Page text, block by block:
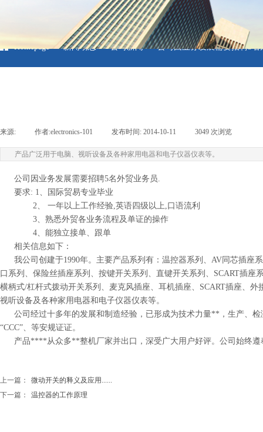
Homepage ≡ 新闻动态 ≡ 公司新闻 ≡ 公司因业务发展需要招聘5名
来源: 作者:electronics-101 发布时间: 2014-10-11 3049 次浏览
产品广泛用于电脑、视听设备及各种家用电器和电子仪器仪表等。
公司因业务发展需要招聘5名外贸业务员.
要求: 1、国际贸易专业毕业
2、 一年以上工作经验,英语四级以上,口语流利
3、熟悉外贸各业务流程及单证的操作
4、能独立接单、跟单
相关信息如下：
我公司创建于1990年。主要产品系列有：温控器系列、AV同芯插座
口系列、保险丝插座系列、按键开关系列、直键开关系列、SCART插
横柄式/杠杆式拨动开关系列、麦克风插座、耳机插座、SCART插座、
视听设备及各种家用电器和电子仪器仪表等。
公司经过十多年的发展和制造经验，已形成为技术力量**，生产、检
“CCC”、等安规证证。
产品****从众多**整机厂家并出口，深受广大用户好评。公司始终遵
上一篇：
微动开关的释义及应用......
下一篇：
温控器的工作原理